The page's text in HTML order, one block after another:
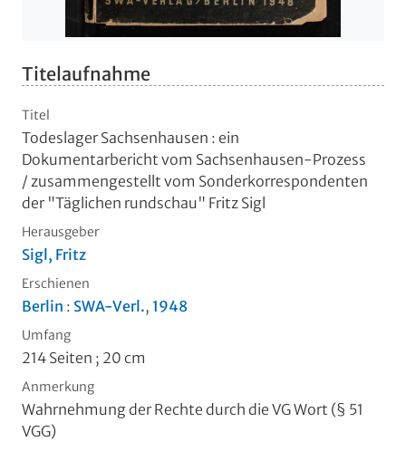
Titelaufnahme
Titel
Todeslager Sachsenhausen : ein
Dokumentarbericht vom Sachsenhausen-Prozess
/ zusammengestellt vom Sonderkorrespondenten
der "Täglichen rundschau" Fritz Sigl
Herausgeber
Sigl, Fritz
Erschienen
Berlin : SWA-Verl., 1948
Umfang
214 Seiten ; 20 cm
Anmerkung
Wahrnehmung der Rechte durch die VG Wort (§ 51
VGG)